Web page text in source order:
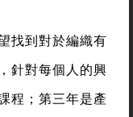
找到對於編織有
針對每個人的興
程；第三年是產